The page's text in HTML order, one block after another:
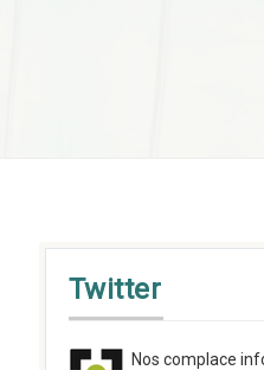
Twitter
Nos complace